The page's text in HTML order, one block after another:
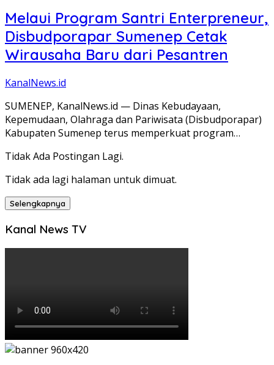
Melaui Program Santri Enterpreneur,
Disbudporapar Sumenep Cetak
Wirausaha Baru dari Pesantren
KanalNews.id
SUMENEP, KanalNews.id — Dinas Kebudayaan,
Kepemudaan, Olahraga dan Pariwisata (Disbudporapar)
Kabupaten Sumenep terus memperkuat program…
Tidak Ada Postingan Lagi.
Tidak ada lagi halaman untuk dimuat.
Selengkapnya
Kanal News TV